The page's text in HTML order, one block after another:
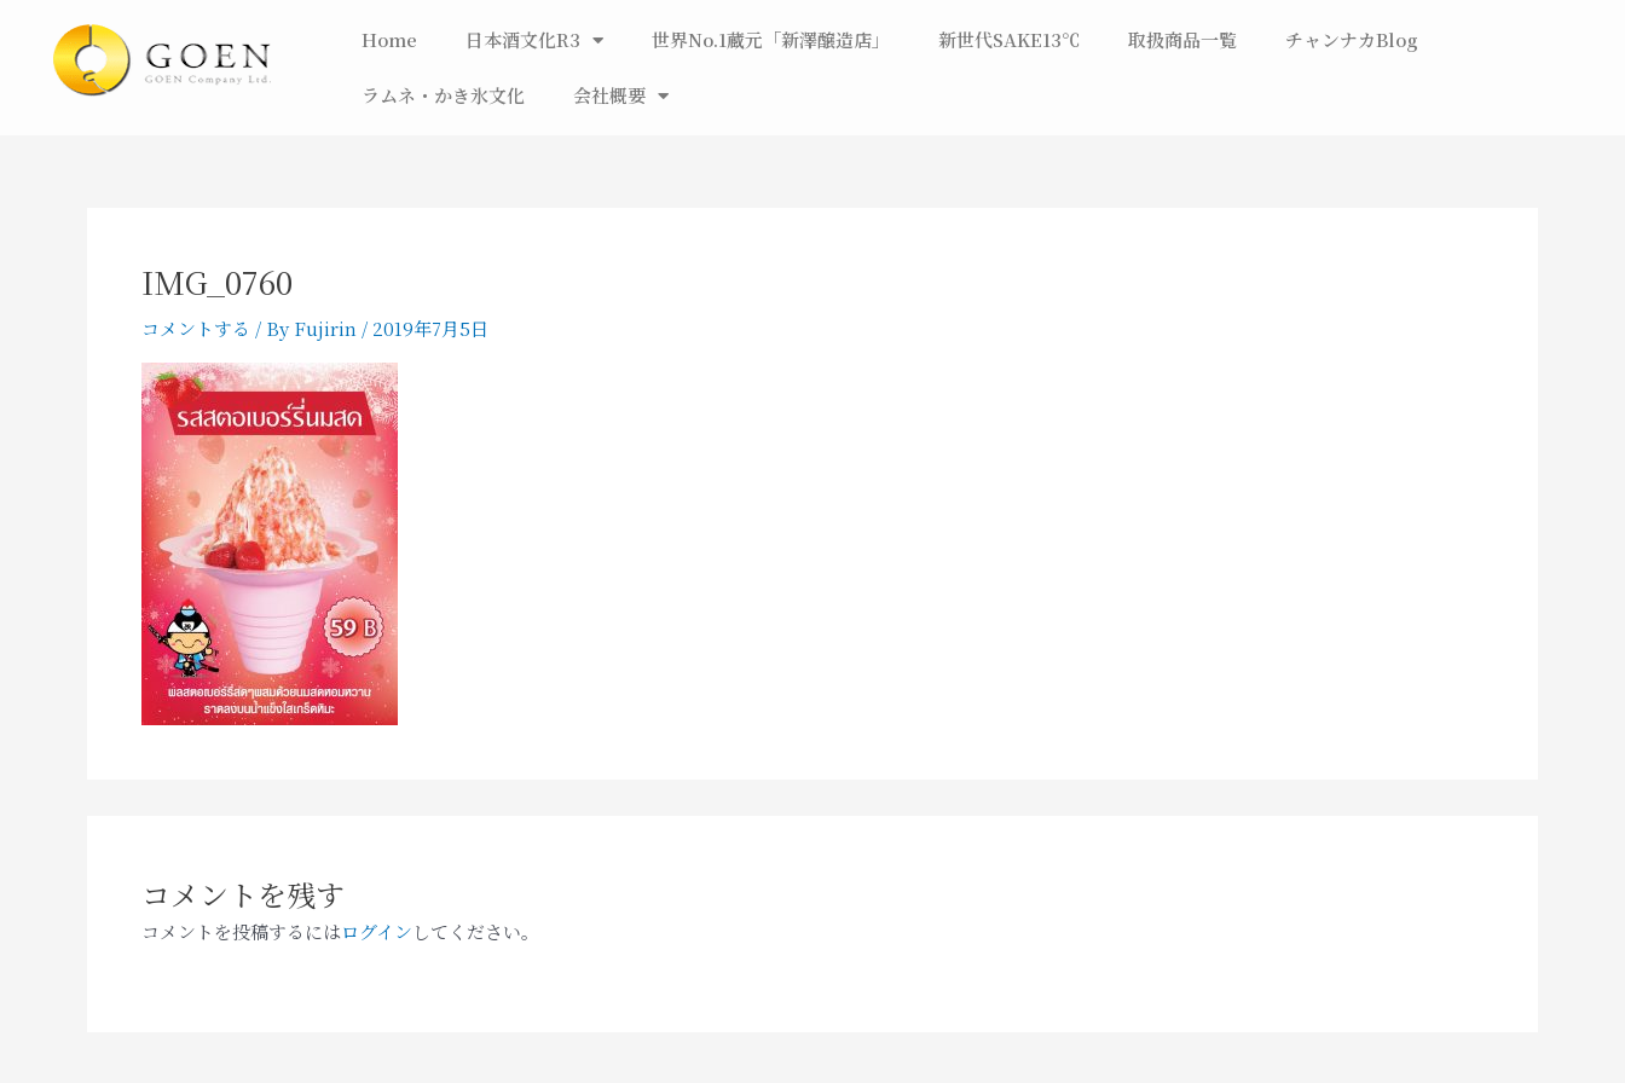
Home 日本酒文化R3 世界No.1蔵元「新澤醸造店」 新世代SAKE13℃ 取扱商品一覧 チャンナカBlog
ラムネ・かき氷文化 会社概要
IMG_0760
コメントする / ByFujirin / 2019年7月5日
コメントを残す
コメントを投稿するにはログインしてください。